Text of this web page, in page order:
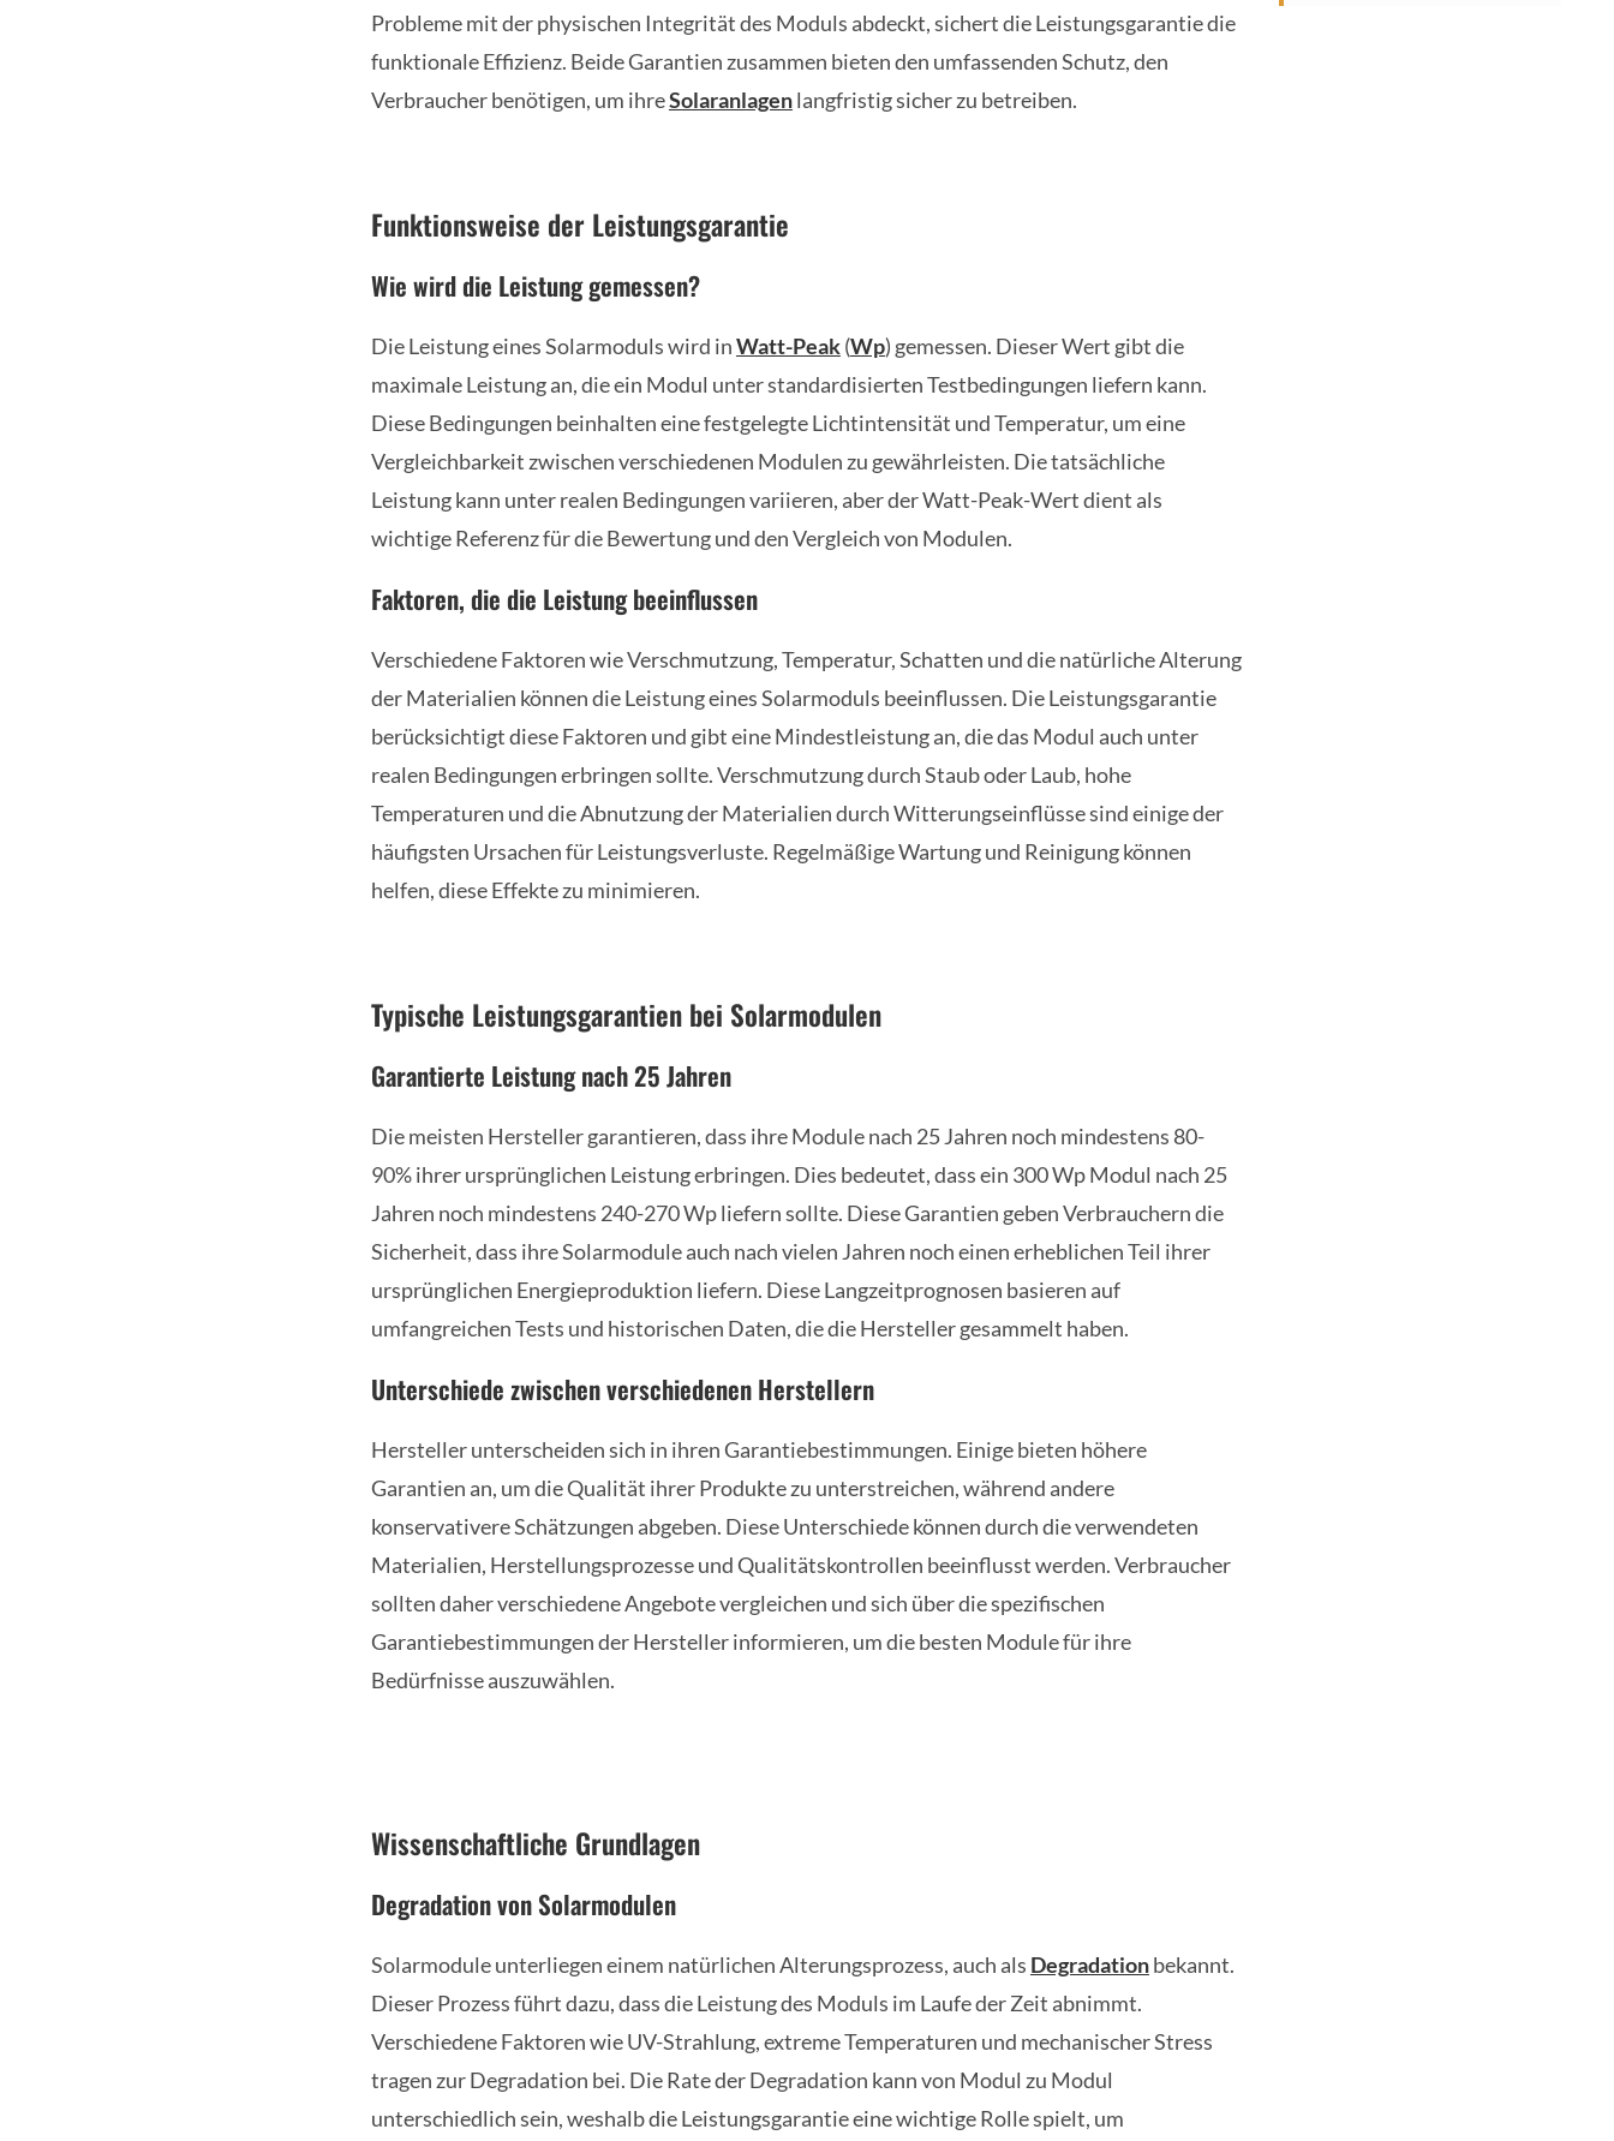
Probleme mit der physischen Integrität des Moduls abdeckt, sichert die Leistungsgarantie die
funktionale Effizienz. Beide Garantien zusammen bieten den umfassenden Schutz, den
Verbraucher benötigen, um ihreSolaranlagenlangfristig sicher zu betreiben.
Funktionsweise der Leistungsgarantie
Wie wird die Leistung gemessen?
Die Leistung eines Solarmoduls wird inWatt-Peak(Wp) gemessen. Dieser Wert gibt die
maximale Leistung an, die ein Modul unter standardisierten Testbedingungen liefern kann.
Diese Bedingungen beinhalten eine festgelegte Lichtintensität und Temperatur, um eine
Vergleichbarkeit zwischen verschiedenen Modulen zu gewährleisten. Die tatsächliche
Leistung kann unter realen Bedingungen variieren, aber der Watt-Peak-Wert dient als
wichtige Referenz für die Bewertung und den Vergleich von Modulen.
Faktoren, die die Leistung beeinflussen
Verschiedene Faktoren wie Verschmutzung, Temperatur, Schatten und die natürliche Alterung
der Materialien können die Leistung eines Solarmoduls beeinflussen. Die Leistungsgarantie
berücksichtigt diese Faktoren und gibt eine Mindestleistung an, die das Modul auch unter
realen Bedingungen erbringen sollte. Verschmutzung durch Staub oder Laub, hohe
Temperaturen und die Abnutzung der Materialien durch Witterungseinflüsse sind einige der
häufigsten Ursachen für Leistungsverluste. Regelmäßige Wartung und Reinigung können
helfen, diese Effekte zu minimieren.
Typische Leistungsgarantien bei Solarmodulen
Garantierte Leistung nach 25 Jahren
Die meisten Hersteller garantieren, dass ihre Module nach 25 Jahren noch mindestens 80-
90% ihrer ursprünglichen Leistung erbringen. Dies bedeutet, dass ein 300 Wp Modul nach 25
Jahren noch mindestens 240-270 Wp liefern sollte. Diese Garantien geben Verbrauchern die
Sicherheit, dass ihre Solarmodule auch nach vielen Jahren noch einen erheblichen Teil ihrer
ursprünglichen Energieproduktion liefern. Diese Langzeitprognosen basieren auf
umfangreichen Tests und historischen Daten, die die Hersteller gesammelt haben.
Unterschiede zwischen verschiedenen Herstellern
Hersteller unterscheiden sich in ihren Garantiebestimmungen. Einige bieten höhere
Garantien an, um die Qualität ihrer Produkte zu unterstreichen, während andere
konservativere Schätzungen abgeben. Diese Unterschiede können durch die verwendeten
Materialien, Herstellungsprozesse und Qualitätskontrollen beeinflusst werden. Verbraucher
sollten daher verschiedene Angebote vergleichen und sich über die spezifischen
Garantiebestimmungen der Hersteller informieren, um die besten Module für ihre
Bedürfnisse auszuwählen.
Wissenschaftliche Grundlagen
Degradation von Solarmodulen
Solarmodule unterliegen einem natürlichen Alterungsprozess, auch als Degradationbekannt.
Dieser Prozess führt dazu, dass die Leistung des Moduls im Laufe der Zeit abnimmt.
Verschiedene Faktoren wie UV-Strahlung, extreme Temperaturen und mechanischer Stress
tragen zur Degradation bei. Die Rate der Degradation kann von Modul zu Modul
unterschiedlich sein, weshalb die Leistungsgarantie eine wichtige Rolle spielt, um